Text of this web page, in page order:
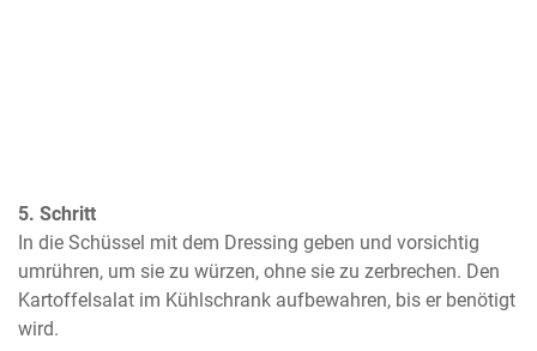
5. Schritt
In die Schüssel mit dem Dressing geben und vorsichtig
umrühren, um sie zu würzen, ohne sie zu zerbrechen. Den
Kartoffelsalat im Kühlschrank aufbewahren, bis er benötigt
wird.